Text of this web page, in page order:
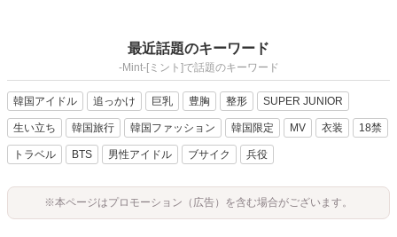
最近話題のキーワード
-Mint-[ミント]で話題のキーワード
韓国アイドル 追っかけ 巨乳 豊胸 整形 SUPER JUNIOR
生い立ち 韓国旅行 韓国ファッション 韓国限定 MV 衣装 18禁
トラベル BTS 男性アイドル ブサイク 兵役
※本ページはプロモーション（広告）を含む場合がございます。